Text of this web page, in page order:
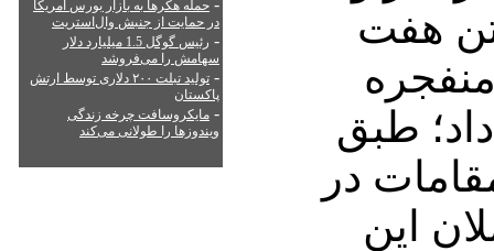
- حمله هکرها به بازار بورس آمریکا
در حمایت از جنبش وال‌استریت
-
رئیس گوگل 1.5 میلیارد دلار
سهامش را می‌فروشد
-
تولید تبلت ۲۰۰ دلاری توسط ارتش
پاکستان
- مایکروسافت چرخه زندگی
ویندوزها را طولانی می‌کند
هفت
طبق
در
این